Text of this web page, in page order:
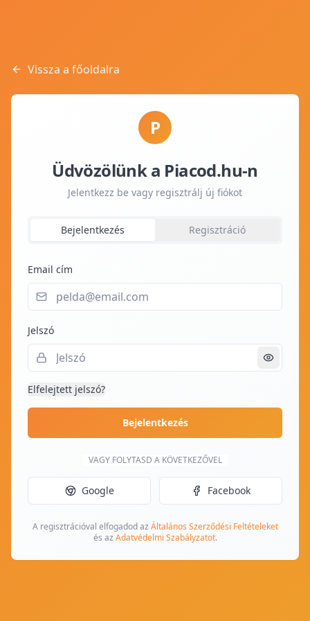
Vissza a főoldalra
P
Üdvözölünk a Piacod.hu-n
Jelentkezz be vagy regisztrálj új fiókot
Bejelentkezés Regisztráció
Email cím
Jelszó
Elfelejtett jelszó?
Bejelentkezés
VAGY FOLYTASD A KÖVETKEZŐVEL
Google Facebook
A regisztrációval elfogadod az Általános Szerződési Feltételeket
és az Adatvédelmi Szabályzatot.